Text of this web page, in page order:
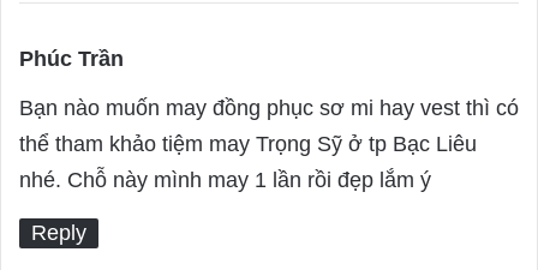
Phúc Trần
y
s
Bạn nào muốn may đồng phục sơ mi hay vest thì có
thể tham khảo tiệm may Trọng Sỹ ở tp Bạc Liêu
nhé. Chỗ này mình may 1 lần rồi đẹp lắm ý
Reply